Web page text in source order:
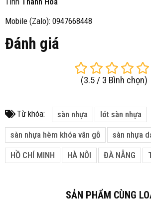
Mobile (Zalo): 0947668448
Đánh giá
(3.5 / 3 Bình chọn)
Từ khóa: sàn nhựa lót sàn nhựa
sàn nhựa hèm khóa vân gỗ sàn nhựa
HỒ CHÍ MINH HÀ NÔI ĐÀ NẴNG
SẢN PHẨM CÙNG